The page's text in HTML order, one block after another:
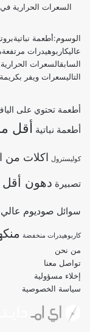
السعرات الحرارية
الوسوم:أطعمة نباتية
عاليكاربوهيدرات مرتفعة
السابقالسعرات
التاليسعرات ويفر بكريمة
أطعمة تحتوي على
أطعمة نباتية أقل من 100 سعرة
كوليسترول اكلات من
تصبيرة دهون أقل
سوائل صوديوم عالي
كاربوهيدرات منخفضة
من نحن
تواصل معنا
إخلاء مسؤولية
سياسة الخصوصية